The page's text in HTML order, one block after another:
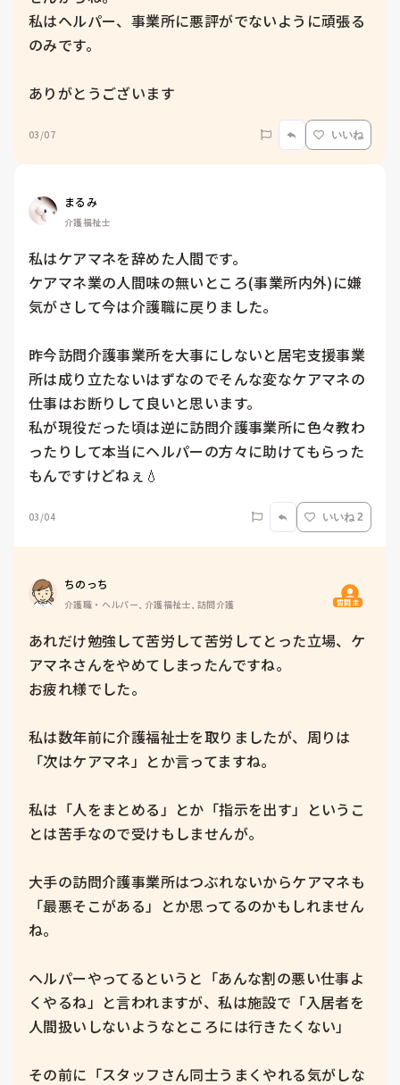
私はヘルパー、事業所に悪評がでないように頑張る
のみです。
ありがとうございます
03/07 いいね
まるみ
介護福祉士
私はケアマネを辞めた人間です。
ケアマネ業の人間味の無いところ(事業所内外)に嫌
気がさして今は介護職に戻りました。
昨今訪問介護事業所を大事にしないと居宅支援事業
所は成り立たないはずなのでそんな変なケアマネの
仕事はお断りして良いと思います。
私が現役だった頃は逆に訪問介護事業所に色々教わ
ったりして本当にヘルパーの方々に助けてもらった
もんですけどねぇ💧
03/04 いいね 2
ちのっち
介護職・ヘルパー, 介護福祉士, 訪問介護 質問主
あれだけ勉強して苦労して苦労してとった立場、ケ
アマネさんをやめてしまったんですね。
お疲れ様でした。
私は数年前に介護福祉士を取りましたが、周りは
「次はケアマネ」とか言ってますね。
私は「人をまとめる」とか「指示を出す」というこ
とは苦手なので受けもしませんが。
大手の訪問介護事業所はつぶれないからケアマネも
「最悪そこがある」とか思ってるのかもしれません
ね。
ヘルパーやってるというと「あんな割の悪い仕事よ
くやるね」と言われますが、私は施設で「入居者を
人間扱いしないようなところには行きたくない」
その前に「スタッフさん同士うまくやれる気がしな